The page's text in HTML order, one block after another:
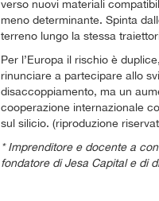
verso nuovi materiali
meno determinante. Spinta
terreno lungo la stessa
Per l’Europa il rischio è
rinunciare a partecipare allo
disaccoppiamento, ma un
cooperazione internazionale
sul silicio. (riproduzione
* Imprenditore e docente a
fondatore di Jesa Capital e di